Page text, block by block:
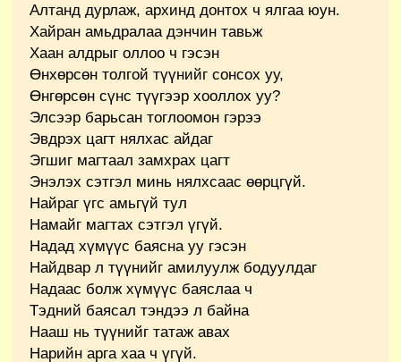
Алтанд дурлаж, архинд донтох ч ялгаа юун.
Хайран амьдралаа дэнчин тавьж
Хаан алдрыг оллоо ч гэсэн
Өнхөрсөн толгой түүнийг сонсох уу,
Өнгөрсөн сүнс түүгээр хооллох уу?
Элсээр барьсан тоглоомон гэрээ
Эвдрэх цагт нялхас айдаг
Эгшиг магтаал замхрах цагт
Энэлэх сэтгэл минь нялхсаас өөрцгүй.
Найраг үгс амьгүй тул
Намайг магтах сэтгэл үгүй.
Надад хүмүүс баясна уу гэсэн
Найдвар л түүнийг амилуулж бодуулдаг
Надаас болж хүмүүс баяслаа ч
Тэдний баясал тэндээ л байна
Нааш нь түүнийг татаж авах
Нарийн арга хаа ч үгүй.